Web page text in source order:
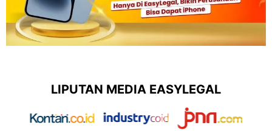
LIPUTAN MEDIA EASYLEGAL